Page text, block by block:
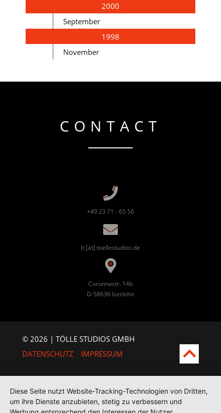
2000
September
1998
November
CONTACT
+49 23 71 - 65 56
lt [at] toellestudios.de
Corunnastr. 14b
D-58636 Iserlohn
© 2026 | TÖLLE STUDIOS GMBH
DATENSCHUTZ
IMPRESSUM
Diese Seite nutzt Website-Tracking-Technologien von Dritten,
um ihre Dienste anzubieten, stetig zu verbessern und